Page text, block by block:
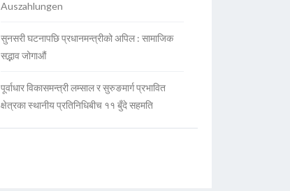
Auszahlungen
सुनसरी घटनापछि प्रधानमन्त्रीको अपिल : सामाजिक
सद्भाव जोगाऔं
पूर्वाधार विकासमन्त्री लम्साल र सुरुङमार्ग प्रभावित
क्षेत्रका स्थानीय प्रतिनिधिबीच ११ बुँदे सहमति